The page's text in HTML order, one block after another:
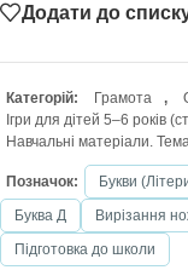
Додати до
Категорій: Грамота ,
Ігри для дітей 5–6 років
Навчальні матеріали.
Позначок: Букви
Буква Д
Вирізання
Підготовка до школи